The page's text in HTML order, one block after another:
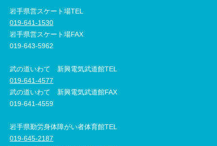
岩手県営スケート場TEL
019-641-1530
岩手県営スケート場FAX
019-643-5962
武の道いわて 新興電気武道館TEL
019-641-4577
武の道いわて 新興電気武道館FAX
019-641-4559
岩手県勤労身体障がい者体育館TEL
019-645-2187